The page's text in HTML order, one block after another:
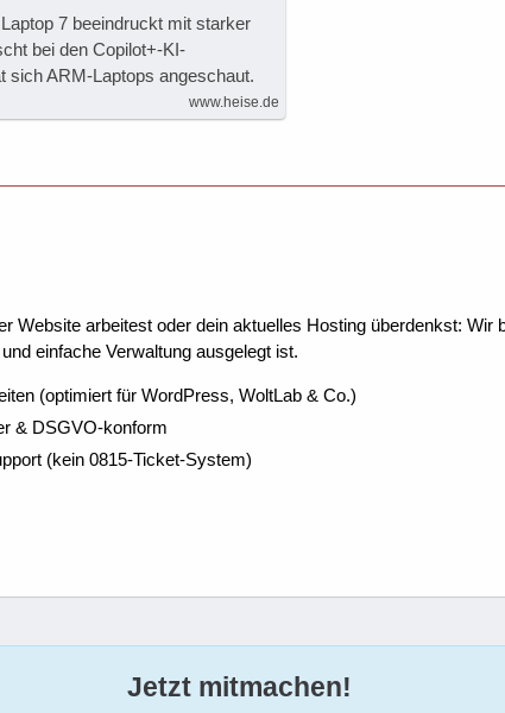
7 beeindruckt mit starker
bei den Copilot+-KI-
sich ARM-Laptops angeschaut.
www.heise.de
Website arbeitest oder dein aktuelles Hosting überdenkst:
einfache Verwaltung ausgelegt ist.
(optimiert für WordPress, WoltLab & Co.)
& DSGVO-konform
(kein 0815-Ticket-System)
Jetzt mitmachen!